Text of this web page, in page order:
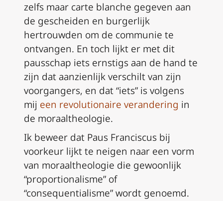
zelfs maar carte blanche gegeven aan
de gescheiden en burgerlijk
hertrouwden om de communie te
ontvangen. En toch lijkt er met dit
pausschap iets ernstigs aan de hand te
zijn dat aanzienlijk verschilt van zijn
voorgangers, en dat “iets” is volgens
mij een revolutionaire verandering in
de moraaltheologie.
Ik beweer dat Paus Franciscus bij
voorkeur lijkt te neigen naar een vorm
van moraaltheologie die gewoonlijk
“proportionalisme” of
“consequentialisme” wordt genoemd.